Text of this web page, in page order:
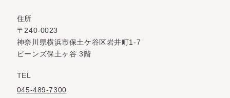
住所
〒240-0023
神奈川県横浜市保土ケ谷区岩井町1-7
ビーンズ保土ヶ谷 3階
TEL
045-489-7300